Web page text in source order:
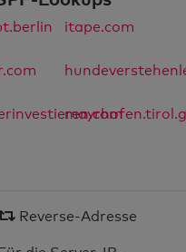
itape.com
Reverse-Adresse